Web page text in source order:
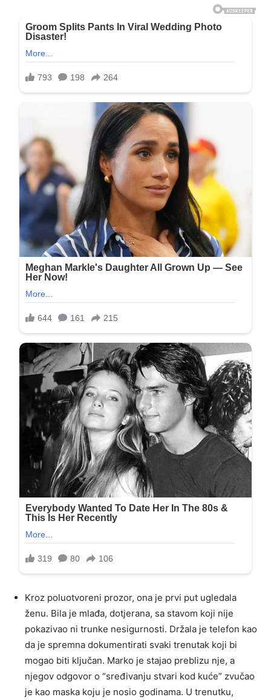
Kroz poluotvoreni prozor, ona je prvi put ugledala
ženu. Bila je mlađa, dotjerana, sa stavom koji nije
pokazivao ni trunke nesigurnosti. Držala je telefon kao
da je spremna dokumentirati svaki trenutak koji bi
mogao biti ključan. Marko je stajao preblizu nje, a
njegov odgovor o “sređivanju stvari kod kuće” zvučao
je kao maska koju je nosio godinama. U trenutku,